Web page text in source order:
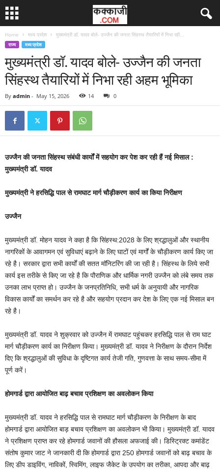
Home मध्य प्रदेश मुख्यमंत्री डॉ. यादव बोले- उज्जैन की जनता सिंहस्थ तैयारियों में निभा रही...
राज्य मध्य प्रदेश
मुख्यमंत्री डॉ. यादव बोले- उज्जैन की जनता
सिंहस्थ तैयारियों में निभा रही अहम भूमिका
By admin - May 15, 2026 14 0
उज्जैन की जनता सिंहस्थ संबंधी कार्यों में सहयोग कर पेश कर रही हैं नई मिसाल :
मुख्यमंत्री डॉ. यादव
मुख्यमंत्री ने हरसिद्धि पाल से रामघाट मार्ग चौड़ीकरण कार्य का किया निरीक्षण
उज्जैन
मुख्यमंत्री डॉ. मोहन यादव ने कहा है कि सिंहस्थ:2028 के लिए श्रद्धालुओं और स्थानीय
नागरिकों के आवागमन एवं सुविधाएं बढ़ाने के लिए घाटों एवं मार्गों के चौड़ीकरण कार्य किए जा
रहे है। सरकार द्वारा सभी कार्यों की सतत मॉनिटरिंग की जा रही है। सिंहस्थ के लिये सभी
कार्य इस तरीके से किए जा रहे है कि पौराणिक और धार्मिक नगरी उज्जैन को लंबे समय तक
उनका लाभ प्राप्त हो। उज्जैन के जनप्रतिनिधि, सभी धर्म के अनुयायी और नागरिक
विकास कार्यों का समर्थन कर रहे है और सहयोग प्रदान कर देश के लिए एक नई मिसाल बन
रहे है।
मुख्यमंत्री डॉ. यादव ने शुक्रवार को उज्जैन में रामघाट पहुंचकर हरसिद्धि पाल से राम घाट
मार्ग चौड़ीकरण कार्य का निरीक्षण किया। मुख्यमंत्री डॉ. यादव ने निरीक्षण के दौरान निर्देश
दिए कि श्रद्धालुओं की सुविधा के दृष्टिगत कार्य तेजी गति, गुणवत्ता के साथ समय-सीमा में
पूर्ण करें।
होमगार्ड द्वारा आयोजित बाढ़ बचाव प्रशिक्षण का अवलोकन किया
मुख्यमंत्री डॉ. यादव ने हरसिद्धि पाल से रामघाट मार्ग चौड़ीकरण के निरीक्षण के बाद
होमगार्ड द्वारा आयोजित बाड़ बचाव प्रशिक्षण का अवलोकन भी किया। मुख्यमंत्री डॉ. यादव
ने प्रशिक्षण प्राप्त कर रहे होमगार्ड जवानों की हौसला अफजाई की। डिस्ट्रिक्ट कमांडेंट
संतोष कुमार जाट ने जानकारी दी कि होमगार्ड द्वारा 250 होमगार्ड जवानों को बाढ़ बचाव के
लिए डीप डाइविंग, नाविकों, स्विमिंग, लाइफ जैकेट के उपयोग का तरीका, आपदा और बाढ़